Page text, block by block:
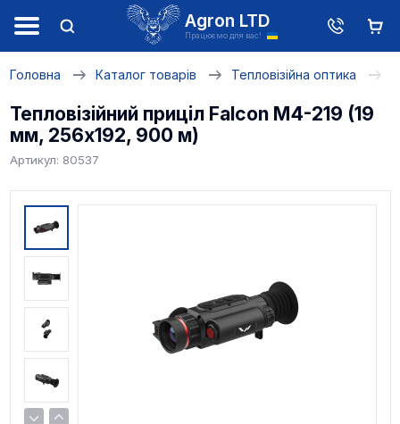
Agron LTD
Працюємо для вас!
Головна Каталог товарів Тепловізійна оптика
Тепловізійний приціл Falcon M4-219 (19
мм, 256х192, 900 м)
Артикул: 80537